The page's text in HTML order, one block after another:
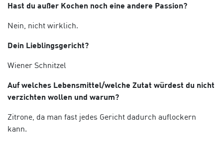
Hast du außer Kochen noch eine andere Passion?
Nein, nicht wirklich.
Dein Lieblingsgericht?
Wiener Schnitzel
Auf welches Lebensmittel/welche Zutat würdest du nicht
verzichten wollen und warum?
Zitrone, da man fast jedes Gericht dadurch auflockern
kann.